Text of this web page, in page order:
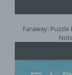
Faraway: